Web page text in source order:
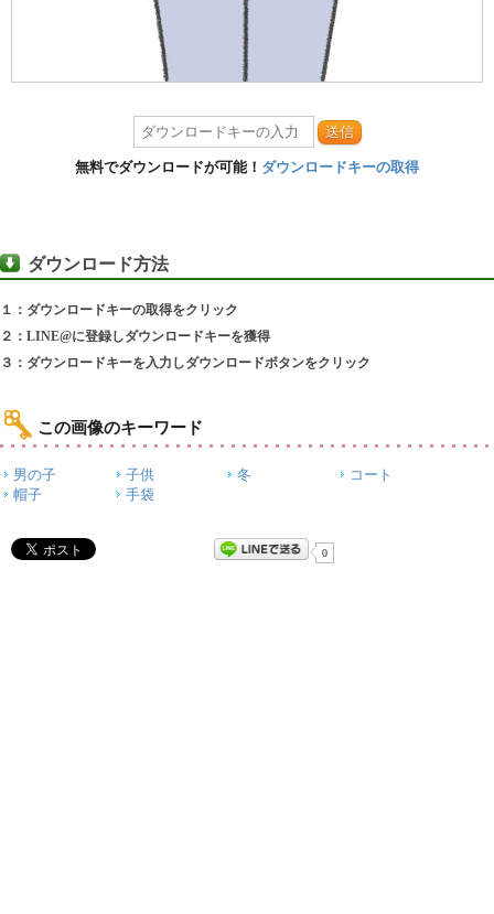
送信
無料でダウンロードが可能！ ダウンロードキーの取得
ダウンロード方法
１：ダウンロードキーの取得をクリック
２：LINE@に登録しダウンロードキーを獲得
３：ダウンロードキーを入力しダウンロードボタンをクリック
この画像のキーワード
男の子 子供 冬
コート
帽子
手袋
0